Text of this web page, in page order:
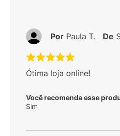
Ótima loja online!
Você recomenda esse
Sim
Por Paula T. De